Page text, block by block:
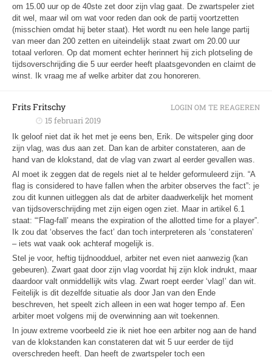
om 15.00 uur op de 40ste zet door zijn vlag gaat. De zwartspeler ziet
dit wel, maar wil om wat voor reden dan ook de partij voortzetten
(misschien omdat hij beter staat). Het wordt nu een hele lange partij
van meer dan 200 zetten en uiteindelijk staat zwart om 20.00 uur
totaal verloren. Op dat moment echter herinnert hij zich plotseling de
tijdsoverschrijding die 5 uur eerder heeft plaatsgevonden en claimt de
winst. Ik vraag me af welke arbiter dat zou honoreren.
Frits Fritschy
15 februari 2019
Ik geloof niet dat ik het met je eens ben, Erik. De witspeler ging door
zijn vlag, was dus aan zet. Dan kan de arbiter constateren, aan de
hand van de klokstand, dat de vlag van zwart al eerder gevallen was.
Al moet ik zeggen dat de regels niet al te helder geformuleerd zijn. “A
flag is considered to have fallen when the arbiter observes the fact”: je
zou dit kunnen uitleggen als dat de arbiter daadwerkelijk het moment
van tijdsoverschrijding met zijn eigen ogen ziet. Maar in artikel 6.1
staat: “‘Flag-fall’ means the expiration of the allotted time for a player”.
Ik zou dat ‘observes the fact’ dan toch interpreteren als ‘constateren’
– iets wat vaak ook achteraf mogelijk is.
Stel je voor, heftig tijdnoodduel, arbiter net even niet aanwezig (kan
gebeuren). Zwart gaat door zijn vlag voordat hij zijn klok indrukt, maar
daardoor valt onmiddellijk wits vlag. Zwart roept eerder ‘vlag!’ dan wit.
Feitelijk is dit dezelfde situatie als door Jan van den Ende
beschreven, het speelt zich alleen in een wat hoger tempo af. Een
arbiter moet volgens mij de overwinning aan wit toekennen.
In jouw extreme voorbeeld zie ik niet hoe een arbiter nog aan de hand
van de klokstanden kan constateren dat wit 5 uur eerder de tijd
overschreden heeft. Dan heeft de zwartspeler toch een
LOGIN OM TE REAGEREN